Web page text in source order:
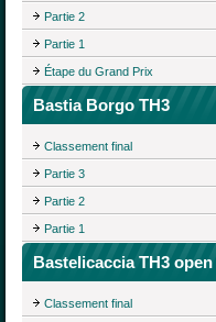
Partie 2
Partie 1
Étape du Grand Prix
Bastia Borgo TH3
Classement final
Partie 3
Partie 2
Partie 1
Bastelicaccia TH3 open
Classement final